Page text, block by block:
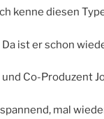
kenne diesen
Da ist er schon
Co-Produzent
mal